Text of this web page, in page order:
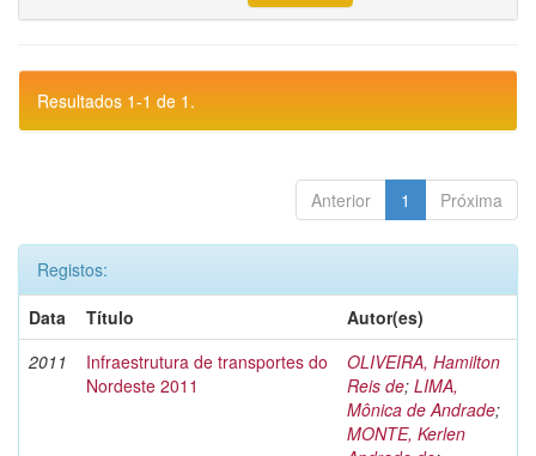
Resultados 1-1 de 1.
Anterior 1 Próxima
Registos:
Data
Título
Autor(es)
2011
Infraestrutura de transportes do
Nordeste 2011
OLIVEIRA, Hamilton
Reis de; LIMA,
Mônica de Andrade;
MONTE, Kerlen